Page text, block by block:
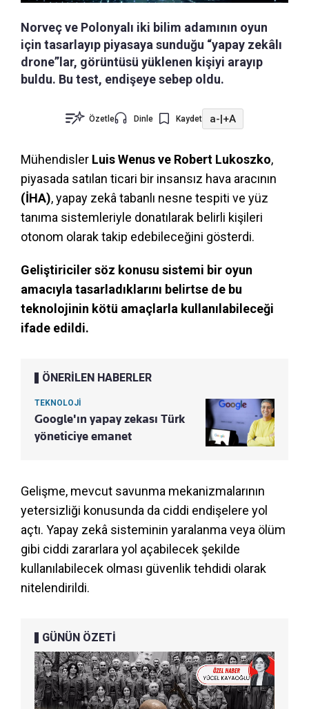
Norveç ve Polonyalı iki bilim adamının oyun
için tasarlayıp piyasaya sunduğu “yapay zekâlı
drone”lar, görüntüsü yüklenen kişiyi arayıp
buldu. Bu test, endişeye sebep oldu.
Özetle Dinle Kaydet a-|+A
Mühendisler Luis Wenus ve Robert Lukoszko,
piyasada satılan ticari bir insansız hava aracının
(İHA), yapay zekâ tabanlı nesne tespiti ve yüz
tanıma sistemleriyle donatılarak belirli kişileri
otonom olarak takip edebileceğini gösterdi.
Geliştiriciler söz konusu sistemi bir oyun
amacıyla tasarladıklarını belirtse de bu
teknolojinin kötü amaçlarla kullanılabileceği
ifade edildi.
ÖNERİLEN HABERLER
TEKNOLOJİ
Google'ın yapay zekası Türk
yöneticiye emanet
Gelişme, mevcut savunma mekanizmalarının
yetersizliği konusunda da ciddi endişelere yol
açtı. Yapay zekâ sisteminin yaralanma veya ölüm
gibi ciddi zararlara yol açabilecek şekilde
kullanılabilecek olması güvenlik tehdidi olarak
nitelendirildi.
GÜNÜN ÖZETİ